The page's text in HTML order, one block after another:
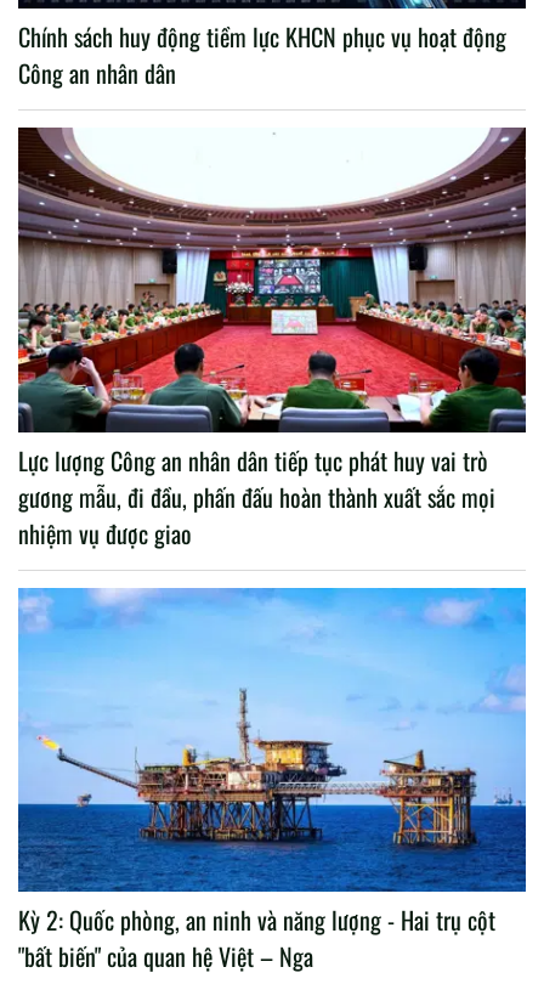
Chính sách huy động tiềm lực KHCN phục vụ hoạt động
Công an nhân dân
Lực lượng Công an nhân dân tiếp tục phát huy vai trò
gương mẫu, đi đầu, phấn đấu hoàn thành xuất sắc mọi
nhiệm vụ được giao
Kỳ 2: Quốc phòng, an ninh và năng lượng - Hai trụ cột
"bất biến" của quan hệ Việt – Nga